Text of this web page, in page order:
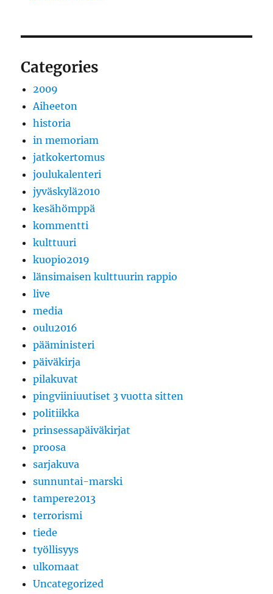
Categories
2009
Aiheeton
historia
in memoriam
jatkokertomus
joulukalenteri
jyväskylä2010
kesähömppä
kommentti
kulttuuri
kuopio2019
länsimaisen kulttuurin rappio
live
media
oulu2016
pääministeri
päiväkirja
pilakuvat
pingviiniuutiset 3 vuotta sitten
politiikka
prinsessapäiväkirjat
proosa
sarjakuva
sunnuntai-marski
tampere2013
terrorismi
tiede
työllisyys
ulkomaat
Uncategorized